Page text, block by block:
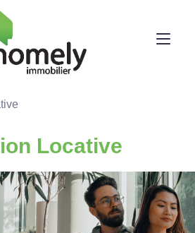
Locative